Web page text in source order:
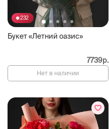
232
Букет «Летний оазис»
7739р.
Нет в наличии